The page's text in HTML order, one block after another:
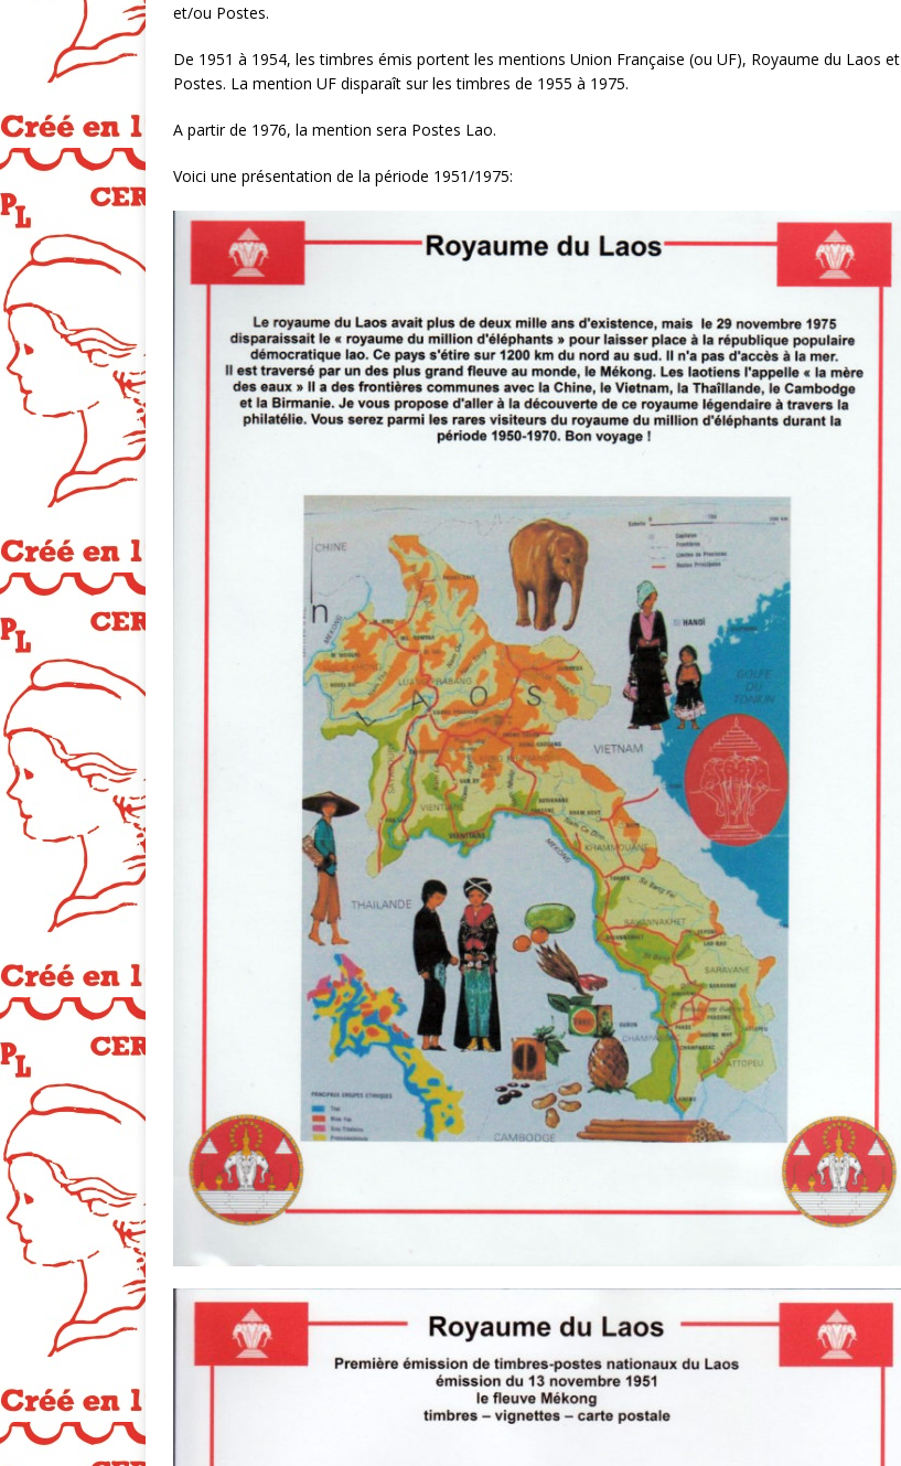
et/ou Postes.
De 1951 à 1954, les timbres émis portent les mentions Union Française (ou UF), Royaume du Laos et
Postes. La mention UF disparaît sur les timbres de 1955 à 1975.
A partir de 1976, la mention sera Postes Lao.
Voici une présentation de la période 1951/1975: